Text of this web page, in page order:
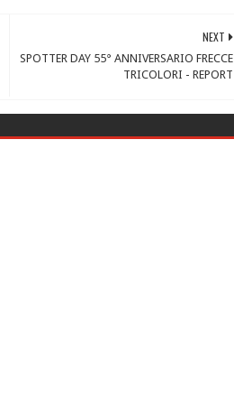
NEXT
SPOTTER DAY 55° ANNIVERSARIO FRECCE
TRICOLORI - REPORT